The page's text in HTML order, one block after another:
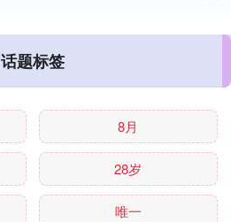
话题标签
8月
28岁
唯一